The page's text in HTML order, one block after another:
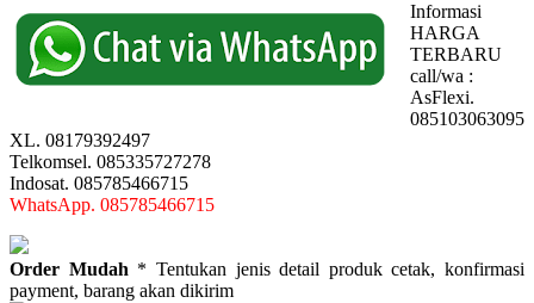
Informasi
HARGA
TERBARU
call/wa :
AsFlexi.
085103063095
XL. 08179392497
Telkomsel. 085335727278
Indosat. 085785466715
WhatsApp. 085785466715
Order Mudah * Tentukan jenis detail produk cetak, konfirmasi
payment, barang akan dikirim